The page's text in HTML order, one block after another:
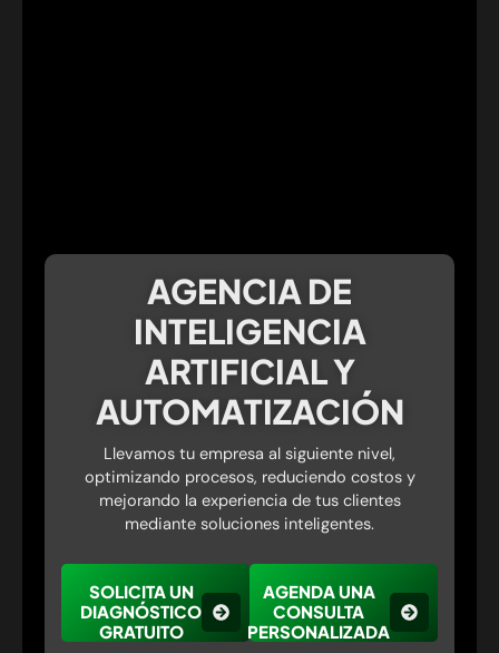
AGENCIA DE
INTELIGENCIA
ARTIFICIAL Y
AUTOMATIZACIÓN
Llevamos tu empresa al siguiente nivel,
optimizando procesos, reduciendo costos y
mejorando la experiencia de tus clientes
mediante soluciones inteligentes.
SOLICITA UN
DIAGNÓSTICO
GRATUITO
AGENDA UNA
CONSULTA
PERSONALIZADA